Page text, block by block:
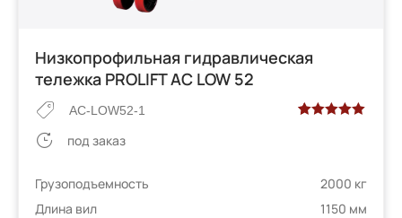
Низкопрофильная гидравлическая
тележка PROLIFT AC LOW 52
AC-LOW52-1
опроса
пользователей
под заказ
Грузоподъемность
2000 кг
Длина вил
1150 мм